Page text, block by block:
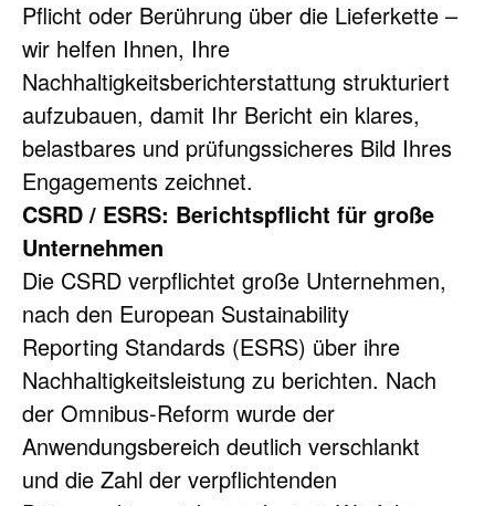
Pflicht oder Berührung über die Lieferkette –
wir helfen Ihnen, Ihre
Nachhaltigkeitsberichterstattung strukturiert
aufzubauen, damit Ihr Bericht ein klares,
belastbares und prüfungssicheres Bild Ihres
Engagements zeichnet.
CSRD / ESRS: Berichtspflicht für große
Unternehmen
Die CSRD verpflichtet große Unternehmen,
nach den European Sustainability
Reporting Standards (ESRS) über ihre
Nachhaltigkeitsleistung zu berichten. Nach
der Omnibus-Reform wurde der
Anwendungsbereich deutlich verschlankt
und die Zahl der verpflichtenden